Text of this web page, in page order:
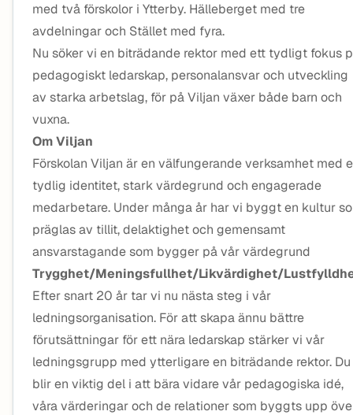
med två förskolor i Ytterby. Hälleberget med tre
avdelningar och Stället med fyra.
Nu söker vi en biträdande rektor med ett tydligt fokus
pedagogiskt ledarskap, personalansvar och utveckling
av starka arbetslag, för på Viljan växer både barn och
vuxna.
Om Viljan
Förskolan Viljan är en välfungerande verksamhet med
tydlig identitet, stark värdegrund och engagerade
medarbetare. Under många år har vi byggt en kultur
präglas av tillit, delaktighet och gemensamt
ansvarstagande som bygger på vår värdegrund
Trygghet/Meningsfullhet/Likvärdighet/
Efter snart 20 år tar vi nu nästa steg i vår
ledningsorganisation. För att skapa ännu bättre
förutsättningar för ett nära ledarskap stärker vi vår
ledningsgrupp med ytterligare en biträdande rektor. Du
blir en viktig del i att bära vidare vår pedagogiska idé,
våra värderingar och de relationer som byggts upp